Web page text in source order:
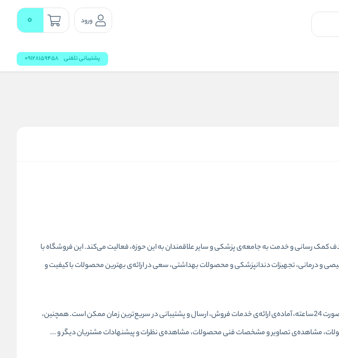
ورود 0
پشتیبانی تلفنی 09128159458
رسانی و خدمت به جامعه‌ی پزشکی و سایر علاقمندان به این حوزه، فعالیت می‌کند. این فروشگاه با
و درمانی، تجهیزات دندانپزشکی و محصولات بهداشتی، سعی در ارائه‌ی بهترین محصولات با کیفیت و
با فراهم کردن یکی از جامع‌ترین پلتفرم‌های اینترنتی در زمینه‌ی تجهیزات پزشکی، فروشگاه آنلاین مداوا تجهیز، به صورت 24ساعته، آماده‌ی ارائه‌ی خدمات فروش، ارسال و پشتیبانی در سریع‌ترین زمان ممکن است. همچنین،
مشاهده‌ی تصاویر و مشخصات فنی محصولات، مشاهده‌ی نظرات و پیشنهادات مشتریان دیگر و ...